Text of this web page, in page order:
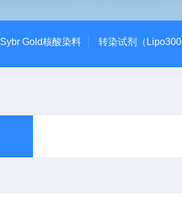
Sybr Gold核酸染料 转染试剂（